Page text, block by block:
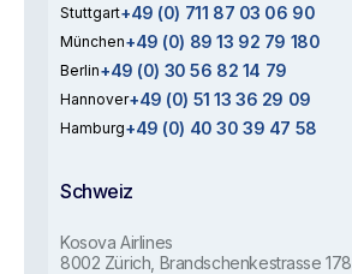
Stuttgart+49 (0) 711 87 03 06 90
München+49 (0) 89 13 92 79 180
Berlin+49 (0) 30 56 82 14 79
Hannover+49 (0) 51 13 36 29 09
Hamburg+49 (0) 40 30 39 47 58
Schweiz
Kosova Airlines
8002 Zürich, Brandschenkestrasse 178